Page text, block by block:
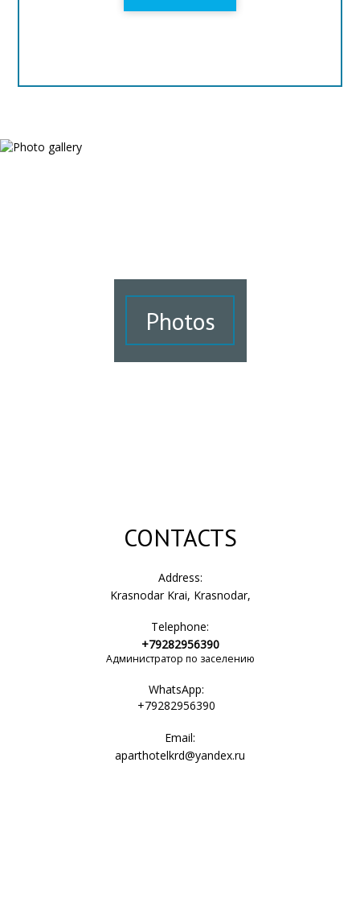
Photos
CONTACTS
Address:
Krasnodar Krai, Krasnodar,
Telephone:
+79282956390
Администратор по заселению
WhatsApp:
+79282956390
Email:
aparthotelkrd@yandex.ru